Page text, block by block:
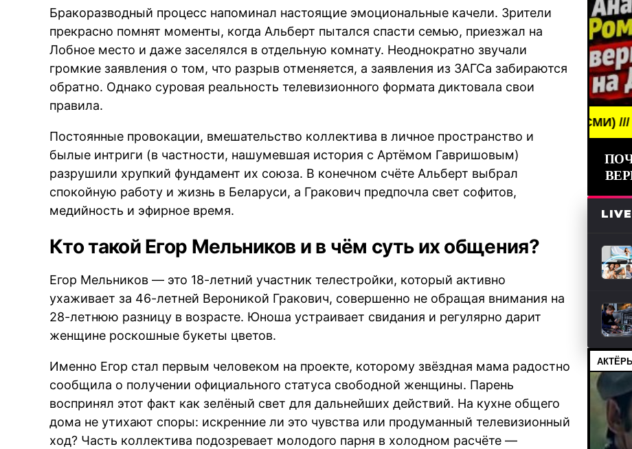
Бракоразводный процесс напоминал настоящие эмоциональные качели. Зрители
прекрасно помнят моменты, когда Альберт пытался спасти семью, приезжал на
Лобное место и даже заселялся в отдельную комнату. Неоднократно звучали
громкие заявления о том, что разрыв отменяется, а заявления из ЗАГСа забираются
обратно. Однако суровая реальность телевизионного формата диктовала свои
правила.
Постоянные провокации, вмешательство коллектива в личное пространство и
былые интриги (в частности, нашумевшая история с Артёмом Гавришовым)
разрушили хрупкий фундамент их союза. В конечном счёте Альберт выбрал
спокойную работу и жизнь в Беларуси, а Гракович предпочла свет софитов,
медийность и эфирное время.
Кто такой Егор Мельников и в чём суть их общения?
Егор Мельников — это 18-летний участник телестройки, который активно
ухаживает за 46-летней Вероникой Гракович, совершенно не обращая внимания на
28-летнюю разницу в возрасте. Юноша устраивает свидания и регулярно дарит
женщине роскошные букеты цветов.
Именно Егор стал первым человеком на проекте, которому звёздная мама радостно
сообщила о получении официального статуса свободной женщины. Парень
воспринял этот факт как зелёный свет для дальнейших действий. На кухне общего
дома не утихают споры: искренние ли это чувства или продуманный телевизионный
ход? Часть коллектива подозревает молодого парня в холодном расчёте —
BREAKING NEWS /// НОВОСТИ (СМИ) /// СВЕЖИЕ